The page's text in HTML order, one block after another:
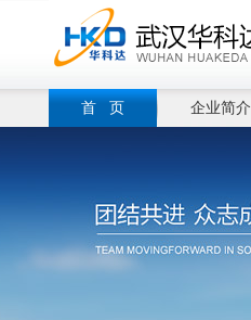
首 页 企业简介